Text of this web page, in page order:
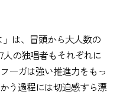
は、冒頭から大人数の
の独唱者もそれぞれに
ーガは強い推進力をもっ
う過程には切迫感すら漂